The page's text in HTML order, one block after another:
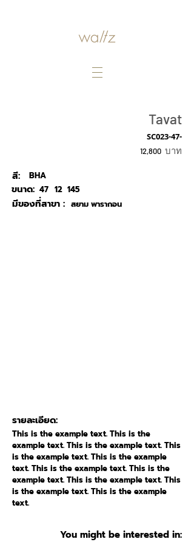
Tavat
SC023-47-
12,800 บาท
สี:
BHA
47
ขนาด: 12 145
สยาม พารากอน
มีของที่สาขา :
รายละเอียด:
This is the example text. This is the
example text. This is the example text. This
is the example text. This is the example
text. This is the example text. This is the
example text. This is the example text. This
is the example text. This is the example
text.
You might be interested in: